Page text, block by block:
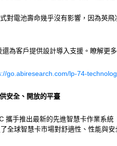
電池壽命幾乎沒有影響，因為英
為客戶提供設計導入支援。瞭解更
go.abiresearch.com/lp-74-
安全、開放的平臺
手推出最新的先進智慧卡作業系
球智慧卡市場對舒適性、性能與